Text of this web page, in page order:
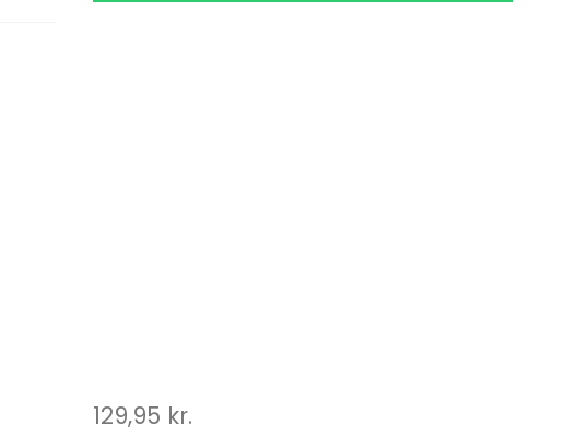
129,95 kr.